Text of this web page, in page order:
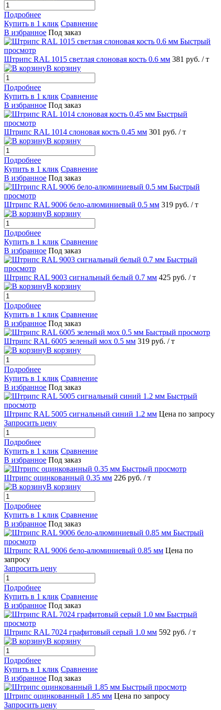
Подробнее
Купить в 1 клик Сравнение
В избранное Под заказ
Быстрый
просмотр
Штрипс RAL 1015 светлая слоновая кость 0.6 мм 381 руб. / т
В корзину
Подробнее
Купить в 1 клик Сравнение
В избранное Под заказ
Быстрый
просмотр
Штрипс RAL 1014 слоновая кость 0.45 мм 301 руб. / т
В корзину
Подробнее
Купить в 1 клик Сравнение
В избранное Под заказ
Быстрый
просмотр
Штрипс RAL 9006 бело-алюминиевый 0.5 мм 319 руб. / т
В корзину
Подробнее
Купить в 1 клик Сравнение
В избранное Под заказ
Быстрый
просмотр
Штрипс RAL 9003 сигнальный белый 0.7 мм 425 руб. / т
В корзину
Подробнее
Купить в 1 клик Сравнение
В избранное Под заказ
Быстрый просмотр
Штрипс RAL 6005 зеленый мох 0.5 мм 319 руб. / т
В корзину
Подробнее
Купить в 1 клик Сравнение
В избранное Под заказ
Быстрый
просмотр
Штрипс RAL 5005 сигнальный синий 1.2 мм Цена по запросу
Запросить цену
Подробнее
Купить в 1 клик Сравнение
В избранное Под заказ
Быстрый просмотр
Штрипс оцинкованный 0.35 мм 226 руб. / т
В корзину
Подробнее
Купить в 1 клик Сравнение
В избранное Под заказ
Быстрый
просмотр
Штрипс RAL 9006 бело-алюминиевый 0.85 мм Цена по
запросу
Запросить цену
Подробнее
Купить в 1 клик Сравнение
В избранное Под заказ
Быстрый
просмотр
Штрипс RAL 7024 графитовый серый 1.0 мм 592 руб. / т
В корзину
Подробнее
Купить в 1 клик Сравнение
В избранное Под заказ
Быстрый просмотр
Штрипс оцинкованный 1.85 мм Цена по запросу
Запросить цену